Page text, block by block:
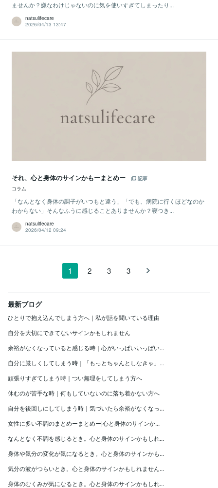
ませんか？嫌なわけじゃないのに気を使いすぎてしまったり...
natsulifecare
2026/04/13 13:47
それ、心と身体のサインかもーまとめー
記事
コラム
「なんとなく身体の調子がいつもと違う」「でも、病院に行くほどなのか
わからない」そんなふうに感じることありませんか？寝つき...
natsulifecare
2026/04/12 09:24
1 2 3 3
最新ブログ
ひとりで抱え込んでしまう方へ｜私が話を聞いている理由
自分を大切にできてないサインかもしれません
余裕がなくなっていると感じる時｜心がいっぱいいっぱい...
自分に厳しくしてしまう時｜「もっとちゃんとしなきゃ」...
頑張りすぎてしまう時｜つい無理をしてしまう方へ
休むのが苦手な時｜何もしていないのに落ち着かない方へ
自分を後回しにしてしまう時｜気づいたら余裕がなくなっ...
女性に多い不調のまとめーまとめー|心と身体のサインか...
なんとなく不調を感じるとき。心と身体のサインかもしれ...
身体や気分の変化が気になるとき。心と身体のサインかも...
気分の波がつらいとき。心と身体のサインかもしれません...
身体のむくみが気になるとき。心と身体のサインかもしれ...